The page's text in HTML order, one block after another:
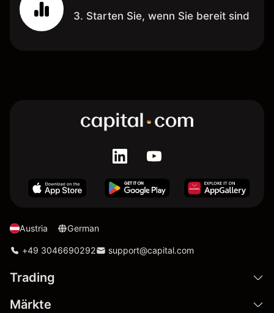
3. Starten Sie, wenn Sie bereit sind
Austria German
+49 3046690292 support@capital.com
Trading
Märkte